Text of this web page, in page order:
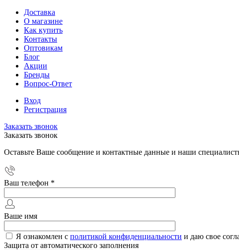
Доставка
О магазине
Как купить
Контакты
Оптовикам
Блог
Акции
Бренды
Вопрос-Ответ
Вход
Регистрация
Заказать звонок
Заказать звонок
Оставьте Ваше сообщение и контактные данные и наши
Ваш телефон *
Ваше имя
Я ознакомлен с политикой конфиденциальности и даю свое
Защита от автоматического заполнения